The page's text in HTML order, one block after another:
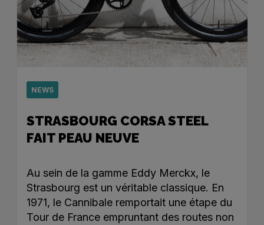
NEWS
STRASBOURG CORSA STEEL
FAIT PEAU NEUVE
Au sein de la gamme Eddy Merckx, le
Strasbourg est un véritable classique. En
1971, le Cannibale remportait une étape du
Tour de France empruntant des routes non